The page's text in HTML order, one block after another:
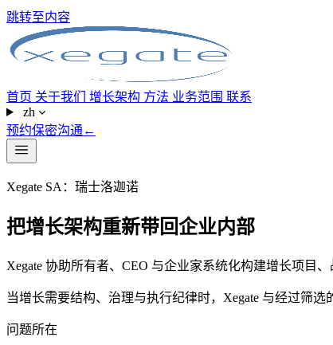
跳转至内容
首页 关于我们 增长架构 方法 业务范围 联系
zh
预约保密沟通 ←
Xegate SA：瑞士洛迦诺
把增长架构重新带回企业内部
Xegate 协助所有者、CEO 与企业家系统化构建增长项目
当增长需要结构、治理与执行纪律时，Xegate 与经过筛选
问题所在